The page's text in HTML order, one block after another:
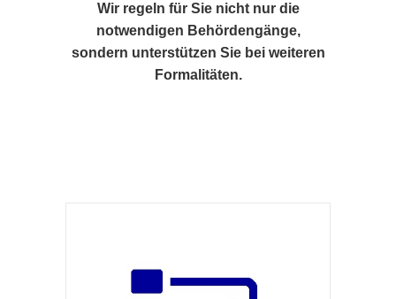
Wir regeln für Sie nicht nur die
notwendigen Behördengänge,
sondern unterstützen Sie bei weiteren
Formalitäten.